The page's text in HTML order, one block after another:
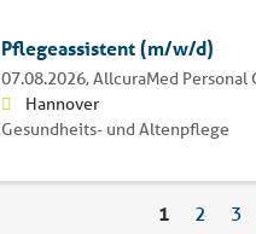
Pflegeassistent (m/w/d)
07.08.2026,AllcuraMed Personal
Hannover
Gesundheits- und Altenpflege
1 2 3